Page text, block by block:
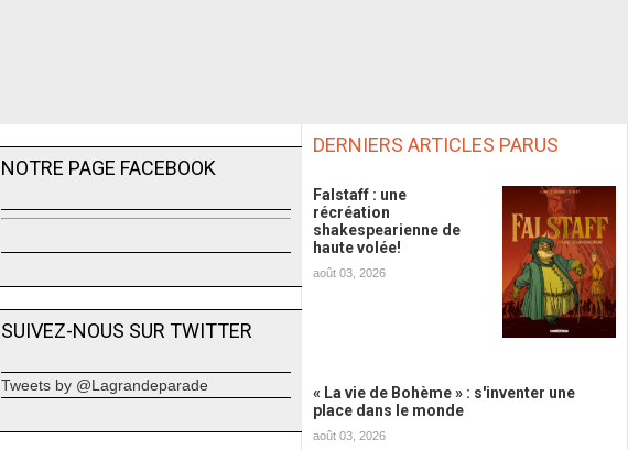
NOTRE PAGE FACEBOOK
SUIVEZ-NOUS SUR TWITTER
Tweets by @Lagrandeparade
DERNIERS ARTICLES PARUS
Falstaff : une
récréation
shakespearienne de
haute volée!
août 03, 2026
« La vie de Bohème » : s'inventer une
place dans le monde
août 03, 2026